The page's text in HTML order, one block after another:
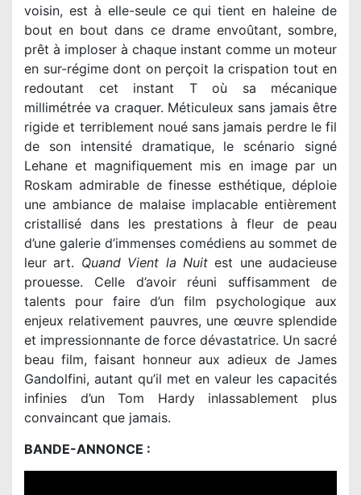
voisin, est à elle-seule ce qui tient en haleine de
bout en bout dans ce drame envoûtant, sombre,
prêt à imploser à chaque instant comme un moteur
en sur-régime dont on perçoit la crispation tout en
redoutant cet instant T où sa mécanique
millimétrée va craquer. Méticuleux sans jamais être
rigide et terriblement noué sans jamais perdre le fil
de son intensité dramatique, le scénario signé
Lehane et magnifiquement mis en image par un
Roskam admirable de finesse esthétique, déploie
une ambiance de malaise implacable entièrement
cristallisé dans les prestations à fleur de peau
d’une galerie d’immenses comédiens au sommet de
leur art. Quand Vient la Nuitest une audacieuse
prouesse. Celle d’avoir réuni suffisamment de
talents pour faire d’un film psychologique aux
enjeux relativement pauvres, une œuvre splendide
et impressionnante de force dévastatrice. Un sacré
beau film, faisant honneur aux adieux de James
Gandolfini, autant qu’il met en valeur les capacités
infinies d’un Tom Hardy inlassablement plus
convaincant que jamais.
BANDE-ANNONCE :